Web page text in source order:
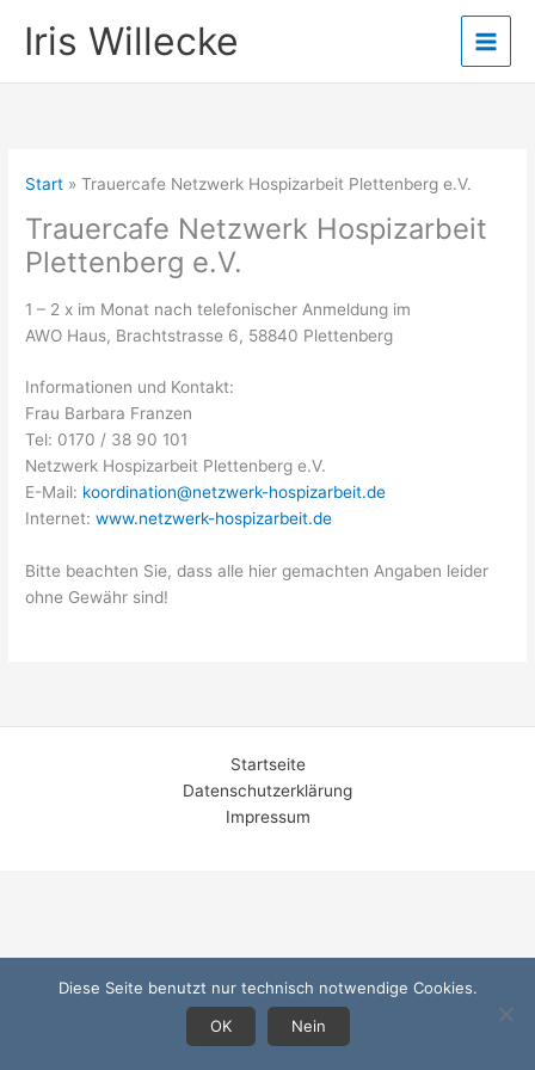
InhaltIris Willecke
Start Trauercafe Netzwerk Hospizarbeit Plettenberg e.V.
Trauercafe Netzwerk Hospizarbeit
Plettenberg e.V.
1 – 2 x im Monat nach telefonischer Anmeldung im
AWO Haus, Brachtstrasse 6, 58840 Plettenberg
Informationen und Kontakt:
Frau Barbara Franzen
Tel: 0170 / 38 90 101
Netzwerk Hospizarbeit Plettenberg e.V.
E-Mail: koordination@netzwerk-hospizarbeit.de
Internet:www.netzwerk-hospizarbeit.de
Bitte beachten Sie, dass alle hier gemachten Angaben leider
ohne Gewähr sind!
Startseite
Datenschutzerklärung
Impressum
Diese Seite benutzt nur technisch notwendige Cookies.
OK
Nein